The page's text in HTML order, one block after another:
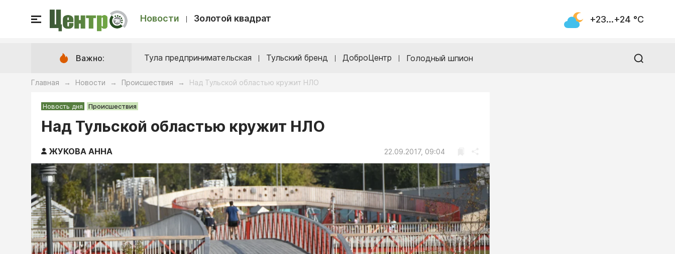
Новости Золотой квадрат +23...+24 °С
Важно: Тула предпринимательская Тульский бренд ДоброЦентр Голодный шпион
Главная → Новости → Происшествия → Над Тульской областью кружит НЛО
Новость дня Происшествия
Над Тульской областью кружит НЛО
ЖУКОВА АННА 22.09.2017, 09:04